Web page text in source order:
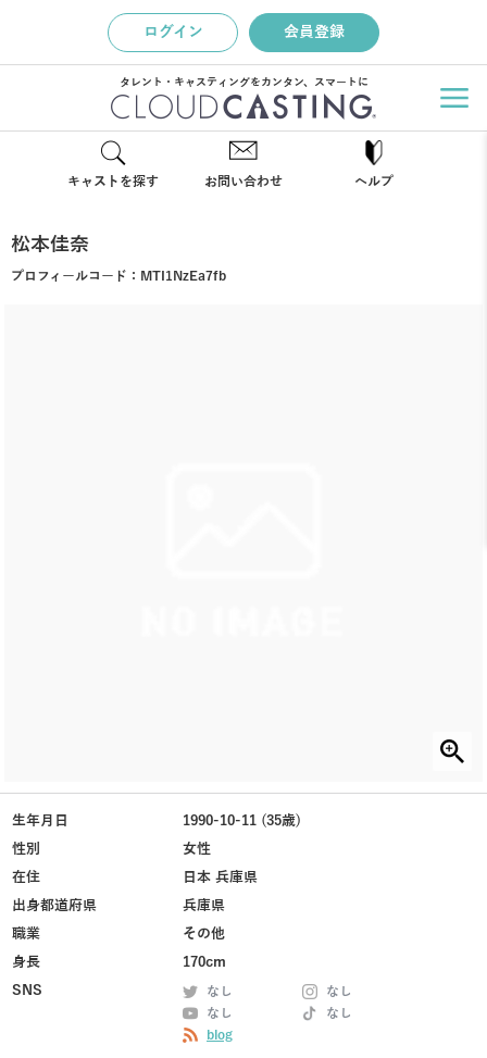
ログイン 会員登録
タレント・キャスティングをカンタン、スマートに
キャストを探す お問い合わせ ヘルプ
松本佳奈
プロフィールコード： MTI1NzEa7fb
生年月日
1990-10-11 (35歳)
性別
女性
在住
日本 兵庫県
出身都道府県
兵庫県
職業
その他
身長
170cm
SNS
なし
なし
なし
なし
blog